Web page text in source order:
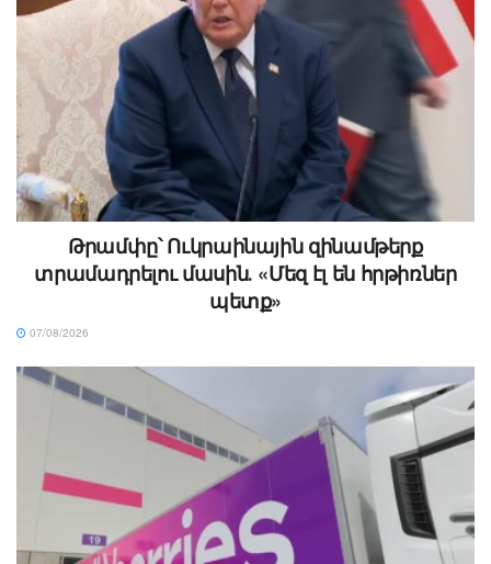
Թրամփը՝ Ուկրաինային զինամթերք
տրամադրելու մասին․ «Մեզ էլ են հրթիռներ
պետք»
07/08/2026